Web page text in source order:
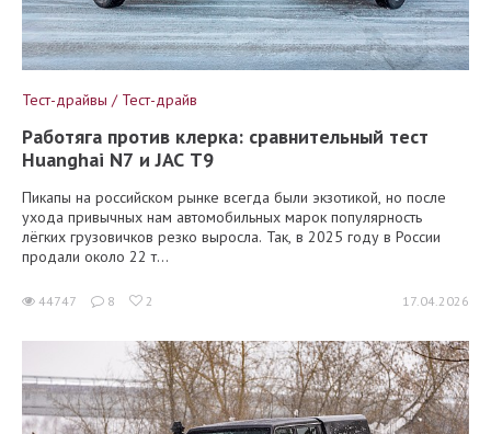
Тест-драйвы / Тест-драйв
Работяга против клерка: сравнительный тест
Huanghai N7 и JAC T9
Пикапы на российском рынке всегда были экзотикой, но после
ухода привычных нам автомобильных марок популярность
лёгких грузовичков резко выросла. Так, в 2025 году в России
продали около 22 т...
44747 8 2 17.04.2026